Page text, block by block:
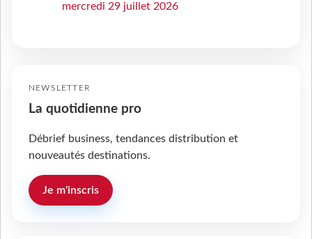
mercredi 29 juillet 2026
NEWSLETTER
La quotidienne pro
Débrief business, tendances distribution et
nouveautés destinations.
Je m'inscris